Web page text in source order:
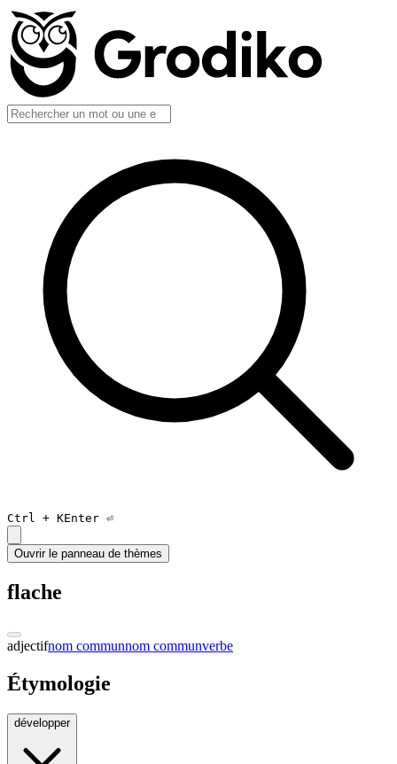
Ctrl + KEnter ⏎
Ouvrir le panneau de thèmes
flache
adjectifnom communnom communverbe
Étymologie
développer